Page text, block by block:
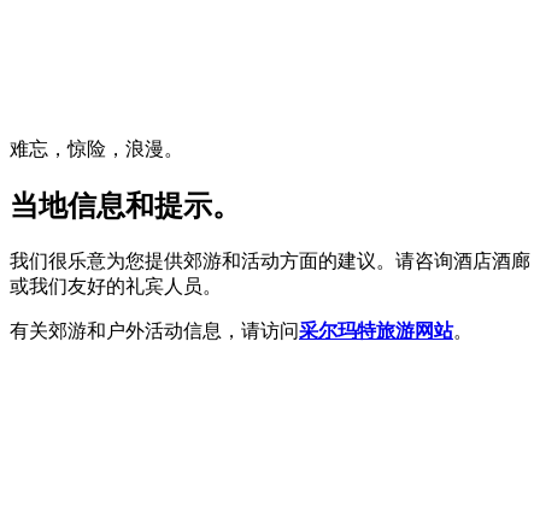
难忘，惊险，浪漫。
当地信息和提示。
我们很乐意为您提供郊游和活动方面的建议。请咨询酒店酒廊
或我们友好的礼宾人员。
有关郊游和户外活动信息，请访问采尔玛特旅游网站。